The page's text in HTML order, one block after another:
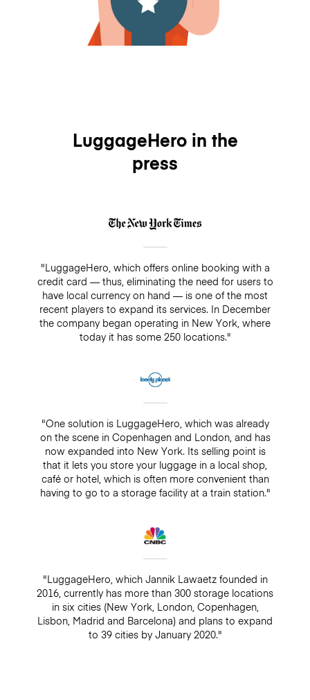
LuggageHero in the
press
"LuggageHero, which offers online booking with a
credit card — thus, eliminating the need for users to
have local currency on hand — is one of the most
recent players to expand its services. In December
the company began operating in New York, where
today it has some 250 locations."
"One solution is LuggageHero, which was already
on the scene in Copenhagen and London, and has
now expanded into New York. Its selling point is
that it lets you store your luggage in a local shop,
café or hotel, which is often more convenient than
having to go to a storage facility at a train station."
"LuggageHero, which Jannik Lawaetz founded in
2016, currently has more than 300 storage locations
in six cities (New York, London, Copenhagen,
Lisbon, Madrid and Barcelona) and plans to expand
to 39 cities by January 2020."